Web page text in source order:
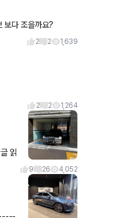
지 않을까 예상합니다. 쏘하나 싼타페하브 보다 조을까요?
2 2 1,639
2 2 1,264
9 26 4,052